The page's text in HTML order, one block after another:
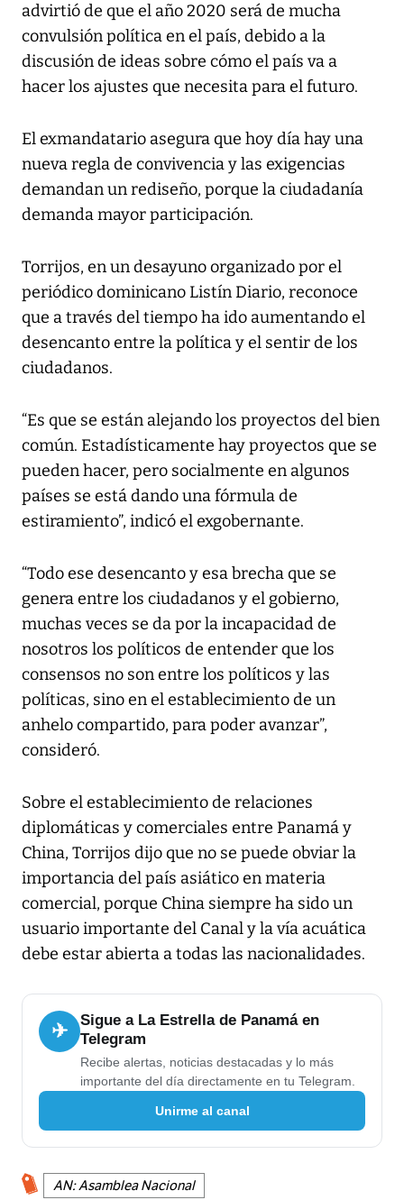
advirtió de que el año 2020 será de mucha
convulsión política en el país, debido a la
discusión de ideas sobre cómo el país va a
hacer los ajustes que necesita para el futuro.
El exmandatario asegura que hoy día hay una
nueva regla de convivencia y las exigencias
demandan un rediseño, porque la ciudadanía
demanda mayor participación.
Torrijos, en un desayuno organizado por el
periódico dominicano Listín Diario, reconoce
que a través del tiempo ha ido aumentando el
desencanto entre la política y el sentir de los
ciudadanos.
“Es que se están alejando los proyectos del bien
común. Estadísticamente hay proyectos que se
pueden hacer, pero socialmente en algunos
países se está dando una fórmula de
estiramiento”, indicó el exgobernante.
“Todo ese desencanto y esa brecha que se
genera entre los ciudadanos y el gobierno,
muchas veces se da por la incapacidad de
nosotros los políticos de entender que los
consensos no son entre los políticos y las
políticas, sino en el establecimiento de un
anhelo compartido, para poder avanzar”,
consideró.
Sobre el establecimiento de relaciones
diplomáticas y comerciales entre Panamá y
China, Torrijos dijo que no se puede obviar la
importancia del país asiático en materia
comercial, porque China siempre ha sido un
usuario importante del Canal y la vía acuática
debe estar abierta a todas las nacionalidades.
✈
Sigue a La Estrella de Panamá en
Telegram
Recibe alertas, noticias destacadas y lo más
importante del día directamente en tu Telegram.
Unirme al canal
AN: Asamblea Nacional